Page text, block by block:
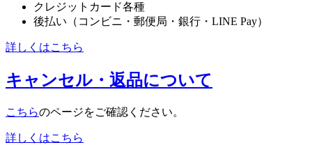
クレジットカード各種
後払い（コンビニ・郵便局・銀行・LINE Pay）
詳しくはこちら
キャンセル・返品について
こちらのページをご確認ください。
詳しくはこちら